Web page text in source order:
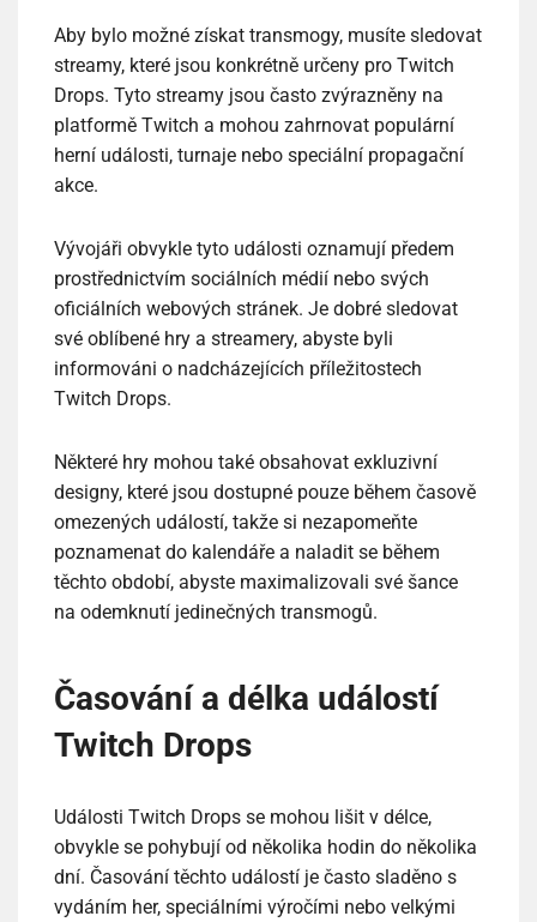
Aby bylo možné získat transmogy, musíte sledovat
streamy, které jsou konkrétně určeny pro Twitch
Drops. Tyto streamy jsou často zvýrazněny na
platformě Twitch a mohou zahrnovat populární
herní události, turnaje nebo speciální propagační
akce.
Vývojáři obvykle tyto události oznamují předem
prostřednictvím sociálních médií nebo svých
oficiálních webových stránek. Je dobré sledovat
své oblíbené hry a streamery, abyste byli
informováni o nadcházejících příležitostech
Twitch Drops.
Některé hry mohou také obsahovat exkluzivní
designy, které jsou dostupné pouze během časově
omezených událostí, takže si nezapomeňte
poznamenat do kalendáře a naladit se během
těchto období, abyste maximalizovali své šance
na odemknutí jedinečných transmogů.
Časování a délka událostí
Twitch Drops
Události Twitch Drops se mohou lišit v délce,
obvykle se pohybují od několika hodin do několika
dní. Časování těchto událostí je často sladěno s
vydáním her, speciálními výročími nebo velkými